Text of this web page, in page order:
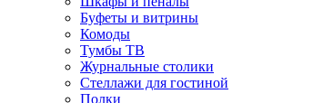
Буфеты и витрины
Комоды
Тумбы ТВ
Журнальные столики
Стеллажи для гостиной
Полки